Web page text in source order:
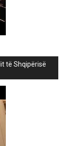
të Shqipërisë